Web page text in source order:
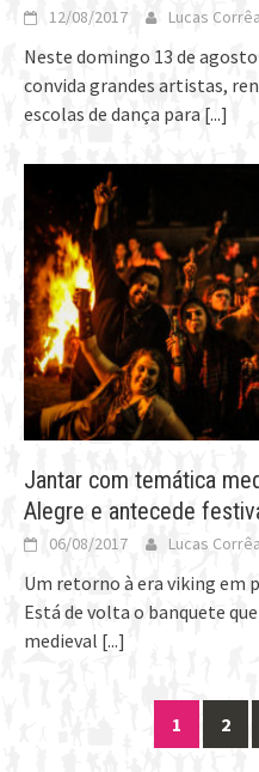
12/08/2017 Lucas
Neste domingo 13 de
convida grandes artistas,
escolas de dança para [...]
Jantar com temática
Alegre e antecede
06/08/2017 Lucas
Um retorno à era viking em
Está de volta o banquete
medieval [...]
1 2